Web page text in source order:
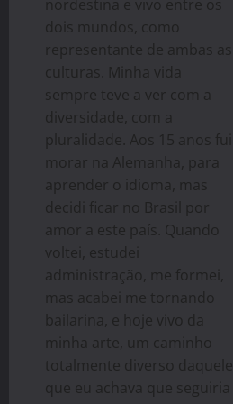
nordestina e vivo entre os
dois mundos, como
representante de ambas as
culturas. Minha vida
sempre teve a ver com a
diversidade, com a
pluralidade. Aos 15 anos fui
morar na Alemanha, para
aprender o idioma, mas
decidi ficar no Brasil por
amor a este país. Quando
voltei, estudei
administração, me formei,
mas acabei me tornando
bailarina, e hoje vivo da
minha arte, um caminho
totalmente diverso daquele
que eu achava que seguiria